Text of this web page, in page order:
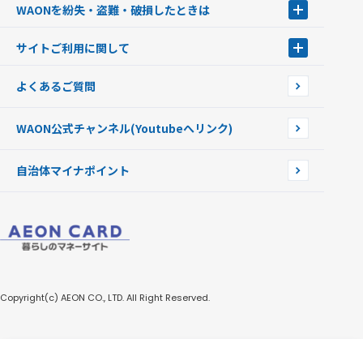
モバイルWAON
提携WAONカード
新型WAONステーション
WAONチャージャーmini
WAONを紛失・盗難・破損したときは
WAONカードの拾得について
サイトご利用に関して
企業情報
よくあるご質問
WAON公式チャンネル(Youtubeへリンク)
自治体マイナポイント
Copyright(c) AEON CO., LTD. All Right Reserved.